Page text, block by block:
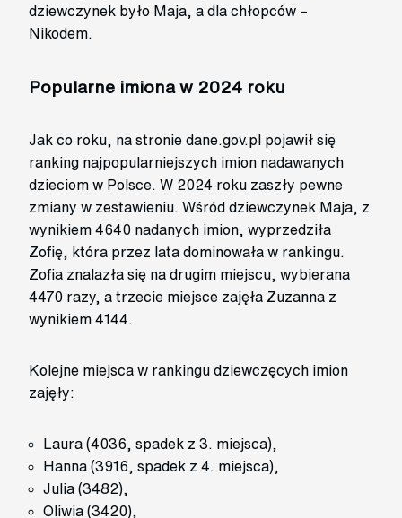
dziewczynek było Maja, a dla chłopców –
Nikodem.
Popularne imiona w 2024 roku
Jak co roku, na stronie dane.gov.pl pojawił się
ranking najpopularniejszych imion nadawanych
dzieciom w Polsce. W 2024 roku zaszły pewne
zmiany w zestawieniu. Wśród dziewczynek Maja, z
wynikiem 4640 nadanych imion, wyprzedziła
Zofię, która przez lata dominowała w rankingu.
Zofia znalazła się na drugim miejscu, wybierana
4470 razy, a trzecie miejsce zajęła Zuzanna z
wynikiem 4144.
Kolejne miejsca w rankingu dziewczęcych imion
zajęły:
Laura (4036, spadek z 3. miejsca),
Hanna (3916, spadek z 4. miejsca),
Julia (3482),
Oliwia (3420),